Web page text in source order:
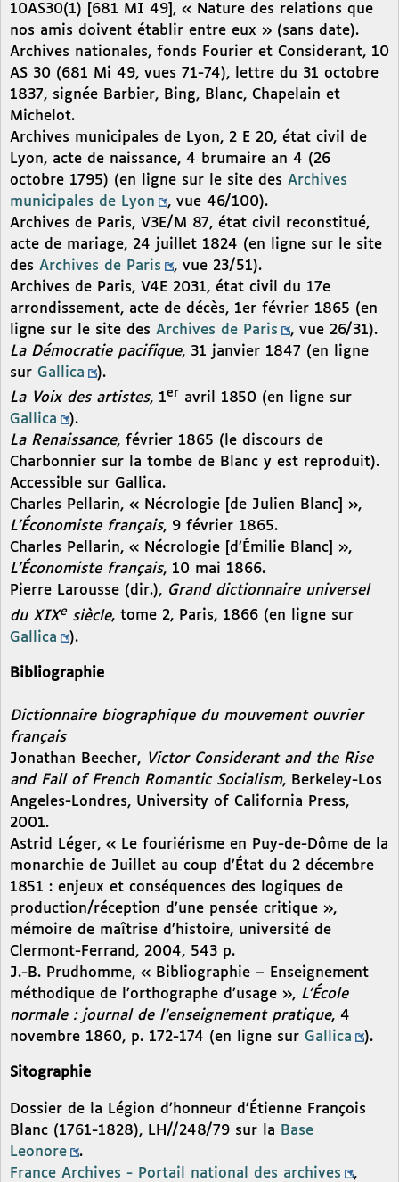
10AS30(1) [681 MI 49], « Nature des relations que
nos amis doivent établir entre eux » (sans date).
Archives nationales, fonds Fourier et Considerant, 10
AS 30 (681 Mi 49, vues 71-74), lettre du 31 octobre
1837, signée Barbier, Bing, Blanc, Chapelain et
Michelot.
Archives municipales de Lyon, 2 E 20, état civil de
Lyon, acte de naissance, 4 brumaire an 4 (26
octobre 1795) (en ligne sur le site des Archives
municipales de Lyon
, vue 46/100).
Archives de Paris, V3E/M 87, état civil reconstitué,
acte de mariage, 24 juillet 1824 (en ligne sur le site
des Archives de Paris
, vue 23/51).
Archives de Paris, V4E 2031, état civil du 17e
arrondissement, acte de décès, 1er février 1865 (en
ligne sur le site des Archives de Paris
, vue 26/31).
La Démocratie pacifique, 31 janvier 1847 (en ligne
sur Gallica
).
La Voix des artistes, 1er avril 1850 (en ligne sur
Gallica
).
La Renaissance, février 1865 (le discours de
Charbonnier sur la tombe de Blanc y est reproduit).
Accessible sur Gallica.
Charles Pellarin, « Nécrologie [de Julien Blanc] »,
L’Économiste français, 9 février 1865.
Charles Pellarin, « Nécrologie [d’Émilie Blanc] »,
L’Économiste français, 10 mai 1866.
Pierre Larousse (dir.), Grand dictionnaire universel
du XIXe siècle, tome 2, Paris, 1866 (en ligne sur
Gallica
).
Bibliographie
Dictionnaire biographique du mouvement ouvrier
français
Jonathan Beecher, Victor Considerant and the Rise
and Fall of French Romantic Socialism, Berkeley-Los
Angeles-Londres, University of California Press,
2001.
Astrid Léger, « Le fouriérisme en Puy-de-Dôme de la
monarchie de Juillet au coup d’État du 2 décembre
1851 : enjeux et conséquences des logiques de
production/réception d’une pensée critique »,
mémoire de maîtrise d’histoire, université de
Clermont-Ferrand, 2004, 543 p.
J.-B. Prudhomme, « Bibliographie – Enseignement
méthodique de l’orthographe d’usage », L’École
normale : journal de l’enseignement pratique, 4
novembre 1860, p. 172-174 (en ligne sur Gallica ).
Sitographie
Dossier de la Légion d’honneur d’Étienne François
Blanc (1761-1828), LH//248/79 sur la Base
Leonore
.
France Archives - Portail national des archives
,